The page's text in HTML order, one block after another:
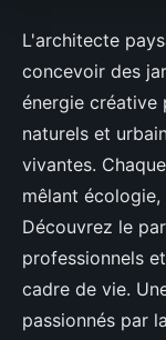
L'architecte
concevoir des
énergie créative
naturels et
vivantes.
mêlant
Découvrez le
professionnels
cadre de vie.
passionnés par